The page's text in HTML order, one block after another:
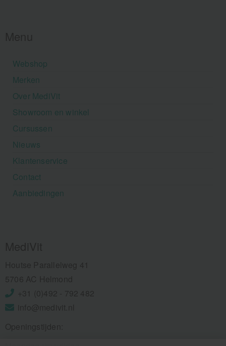
Webshop
Merken
Over MediVit
Showroom en winkel
Cursussen
Nieuws
Klantenservice
Contact
Aanbiedingen